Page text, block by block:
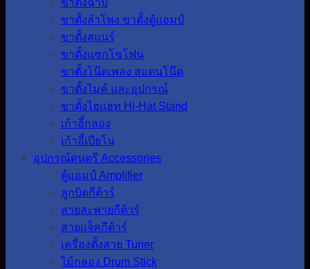
ขาตั้งฉาบ
ขาตั้งลำโพง ขาตั้งตู้แอมป์
ขาตั้งสแนร์
ขาตั้งแซกโซโฟน
ขาตั้งโน๊ตเพลง สแตนโน๊ต
ขาตั้งไมค์ และอุปกรณ์
ขาตั้งไฮแฮท Hi-Hat Stand
เก้าอี้กลอง
เก้าอี้เปียโน
อุปกรณ์ดนตรี Accessories
ตู้แอมป์ Amplifier
ลูกบิดกีต้าร์
สายสะพายกีต้าร์
สายแจ็คกีต้าร์
เครื่องตั้งสาย Tuner
ไม้กลอง Drum Stick